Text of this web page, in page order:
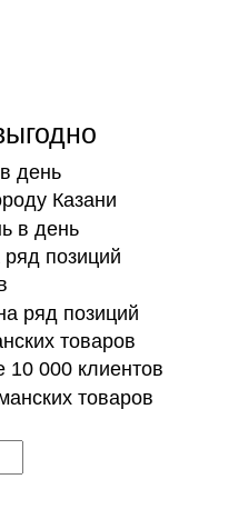
день
Казани
позиций
товаров
000 клиентов